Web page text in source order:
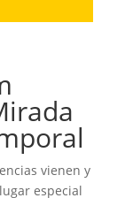
vienen y
especial